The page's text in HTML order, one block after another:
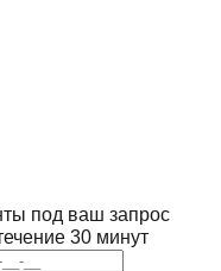
под ваш запрос
30 минут